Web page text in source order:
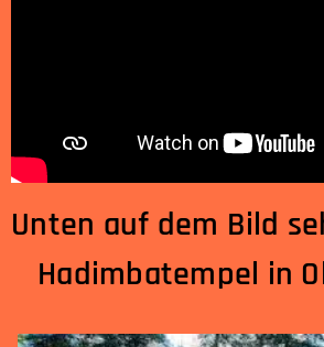
Unten auf dem Bild
Hadimbatempel in